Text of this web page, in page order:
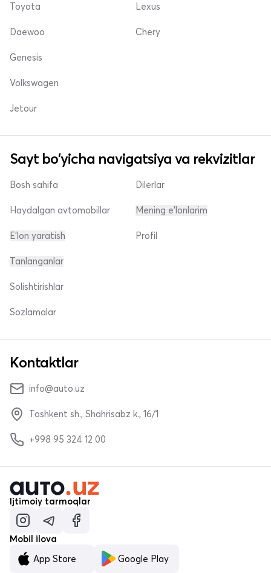
Toyota
Daewoo
Lexus
Chery
Genesis
Volkswagen
Jetour
Sayt bo'yicha navigatsiya va rekvizitlar
Bosh sahifa
Haydalgan avtomobillar
E'lon yaratish
Dilerlar
Mening e'lonlarim
Profil
Tanlanganlar
Solishtirishlar
Sozlamalar
Kontaktlar
info@auto.uz
Toshkent sh., Shahrisabz k., 16/1
+998 95 324 12 00
Ijtimoiy tarmoqlar
Mobil ilova
App Store
Google Play